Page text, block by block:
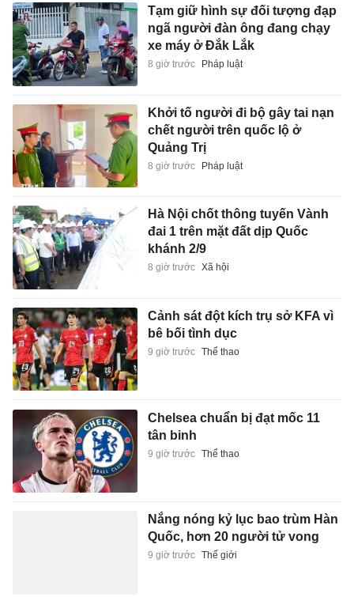
Tạm giữ hình sự đối tượng đạp
ngã người đàn ông đang chạy
xe máy ở Đắk Lắk
8 giờ trước Pháp luật
Khởi tố người đi bộ gây tai nạn
chết người trên quốc lộ ở
Quảng Trị
8 giờ trước Pháp luật
Hà Nội chốt thông tuyến Vành
đai 1 trên mặt đất dịp Quốc
khánh 2/9
8 giờ trước Xã hội
Cảnh sát đột kích trụ sở KFA vì
bê bối tình dục
9 giờ trước Thể thao
Chelsea chuẩn bị đạt mốc 11
tân binh
9 giờ trước Thể thao
Nắng nóng kỷ lục bao trùm Hàn
Quốc, hơn 20 người tử vong
9 giờ trước Thế giới